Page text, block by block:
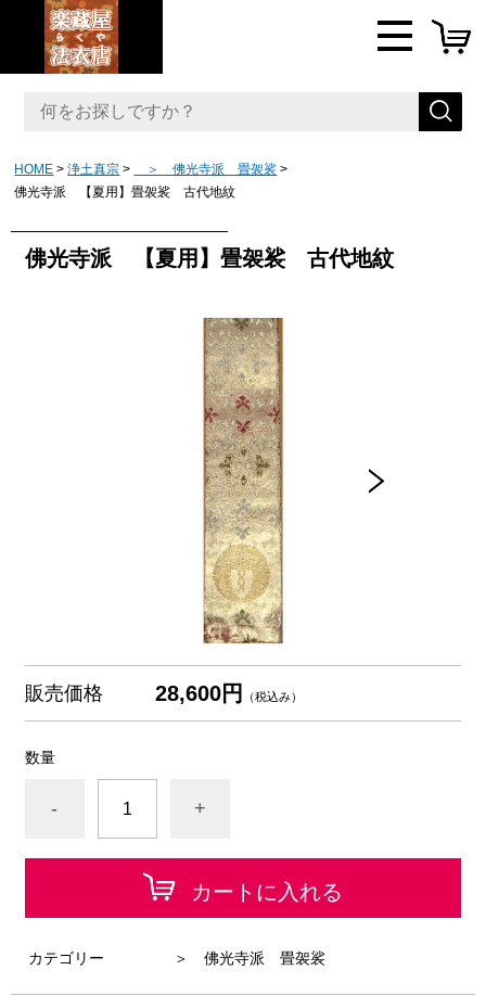
HOME 浄土真宗
＞ 佛光寺派 畳袈裟
佛光寺派 【夏用】畳袈裟 古代地紋
佛光寺派 【夏用】畳袈裟 古代地紋
販売価格 28,600円 （税込み）
数量
- +
カートに入れる
カテゴリー ＞ 佛光寺派 畳袈裟